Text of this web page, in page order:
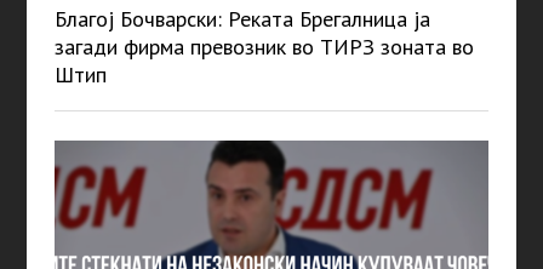
Благој Бочварски: Реката Брегалница ја
загади фирма превозник во ТИРЗ зоната во
Штип